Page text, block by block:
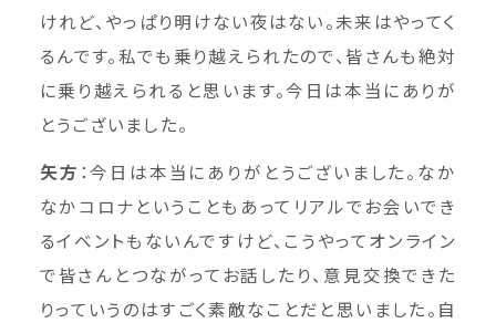
けれど、やっぱり明けない夜はない。未来はやってく
るんです。私でも乗り越えられたので、皆さんも絶対
に乗り越えられると思います。今日は本当にありが
とうございました。
矢方 ：今日は本当にありがとうございました。なか
なかコロナということもあってリアルでお会いでき
るイベントもないんですけど、こうやってオンライン
で皆さんとつながってお話したり、意見交換できた
りっていうのはすごく素敵なことだと思いました。自